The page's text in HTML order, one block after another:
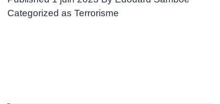
Categorized as Terrorisme